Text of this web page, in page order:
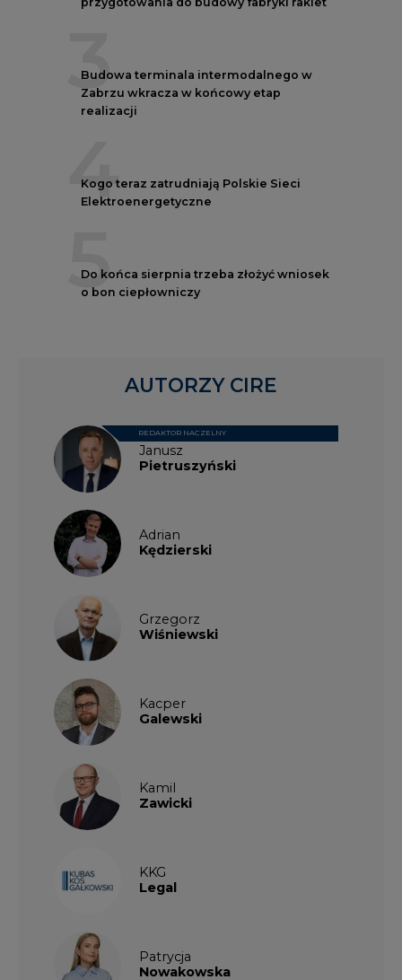
3
Budowa terminala intermodalnego w
Zabrzu wkracza w końcowy etap
realizacji
4
Kogo teraz zatrudniają Polskie Sieci
Elektroenergetyczne
5
Do końca sierpnia trzeba złożyć wniosek
o bon ciepłowniczy
Janusz
Pietruszyński
REDAKTOR NACZELNY
Adrian
Kędzierski
Grzegorz
Wiśniewski
Kacper
Galewski
Kamil
Zawicki
KKG
Legal
Patrycja
Nowakowska
AUTORZY CIRE